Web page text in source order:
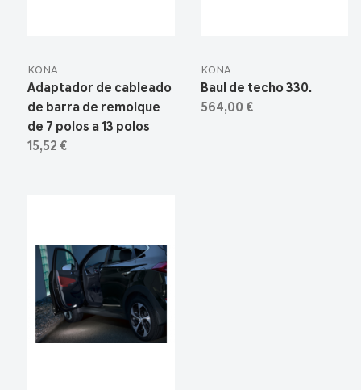
KONA
Adaptador de cableado
de barra de remolque
de 7 polos a 13 polos
15,52 €
KONA
Baul de techo 330.
564,00 €